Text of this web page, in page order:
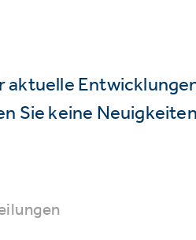
Sie keine